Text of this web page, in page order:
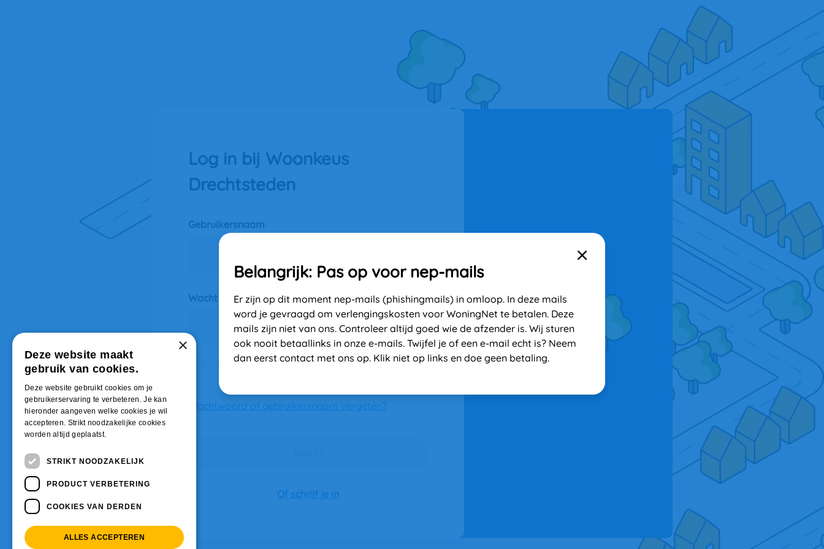
Log in bij Woonkeus
Drechtsteden
Gebruikersnaam
Wachtwoord
Wachtwoord of gebruikersnaam vergeten?
Of schrijf je in
Belangrijk: Pas op voor nep-mails
Er zijn op dit moment nep-mails (phishingmails) in omloop. In deze mails
word je gevraagd om verlengingskosten voor WoningNet te betalen. Deze
mails zijn niet van ons. Controleer altijd goed wie de afzender is. Wij sturen
ook nooit betaallinks in onze e-mails. Twijfel je of een e-mail echt is? Neem
dan eerst contact met ons op. Klik niet op links en doe geen betaling.
×
Deze website maakt
gebruik van cookies.
Deze website gebruikt cookies om je
gebruikerservaring te verbeteren. Je kan
hieronder aangeven welke cookies je wil
accepteren. Strikt noodzakelijke cookies
worden altijd geplaatst.
STRIKT NOODZAKELIJK
PRODUCT VERBETERING
COOKIES VAN DERDEN
ALLES ACCEPTEREN